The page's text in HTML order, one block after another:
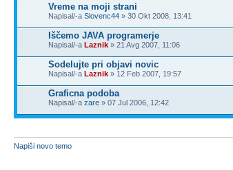
Vreme na moji strani
Napisal/-a Slovenc44 » 30 Okt 2008, 13:41
Iščemo JAVA programerje
Napisal/-a Laznik » 21 Avg 2007, 11:06
Sodelujte pri objavi novic
Napisal/-a Laznik » 12 Feb 2007, 19:57
Graficna podoba
Napisal/-a zare » 07 Jul 2006, 12:42
Napiši novo temo